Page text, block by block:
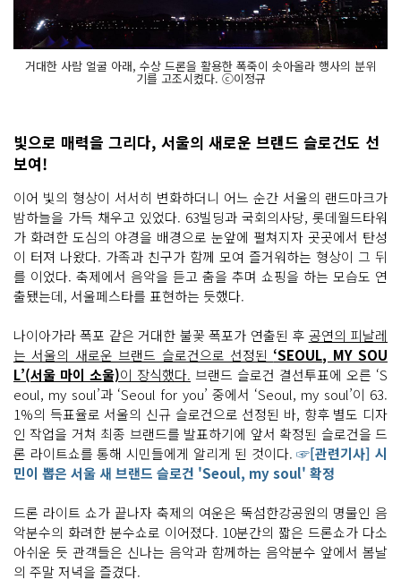
거대한 사람 얼굴 아래, 수상 드론을 활용한 폭죽이 솟아올라 행사의 분위
기를 고조시켰다. ⓒ이정규
빛으로 매력을 그리다, 서울의 새로운 브랜드 슬로건도 선
보여!
이어 빛의 형상이 서서히 변화하더니 어느 순간 서울의 랜드마크가
밤하늘을 가득 채우고 있었다. 63빌딩과 국회의사당, 롯데월드타워
가 화려한 도심의 야경을 배경으로 눈앞에 펼쳐지자 곳곳에서 탄성
이 터져 나왔다. 가족과 친구가 함께 모여 즐거워하는 형상이 그 뒤
를 이었다. 축제에서 음악을 듣고 춤을 추며 쇼핑을 하는 모습도 연
출됐는데, 서울페스타를 표현하는 듯했다.
나이아가라 폭포 같은 거대한 불꽃 폭포가 연출된 후 공연의 피날레
는 서울의 새로운 브랜드 슬로건으로 선정된 ‘SEOUL, MY SOU
L’(서울 마이 소울)이 장식했다. 브랜드 슬로건 결선투표에 오른 ‘S
eoul, my soul’과 ‘Seoul for you’ 중에서 ‘Seoul, my soul’이 63.
1%의 득표율로 서울의 신규 슬로건으로 선정된 바, 향후 별도 디자
인 작업을 거쳐 최종 브랜드를 발표하기에 앞서 확정된 슬로건을 드
론 라이트쇼를 통해 시민들에게 알리게 된 것이다.☞[관련기사] 시
민이 뽑은 서울 새 브랜드 슬로건 'Seoul, my soul' 확정
드론 라이트 쇼가 끝나자 축제의 여운은 뚝섬한강공원의 명물인 음
악분수의 화려한 분수쇼로 이어졌다. 10분간의 짧은 드론쇼가 다소
아쉬운 듯 관객들은 신나는 음악과 함께하는 음악분수 앞에서 봄날
의 주말 저녁을 즐겼다.